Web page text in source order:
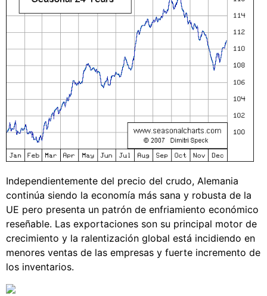
Independientemente del precio del crudo, Alemania
continúa siendo la economía más sana y robusta de la
UE pero presenta un patrón de enfriamiento económico
reseñable. Las exportaciones son su principal motor de
crecimiento y la ralentización global está incidiendo en
menores ventas de las empresas y fuerte incremento de
los inventarios.